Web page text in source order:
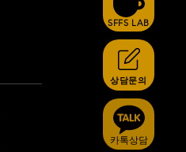
카톡상담
상담문의
SFFS LAB